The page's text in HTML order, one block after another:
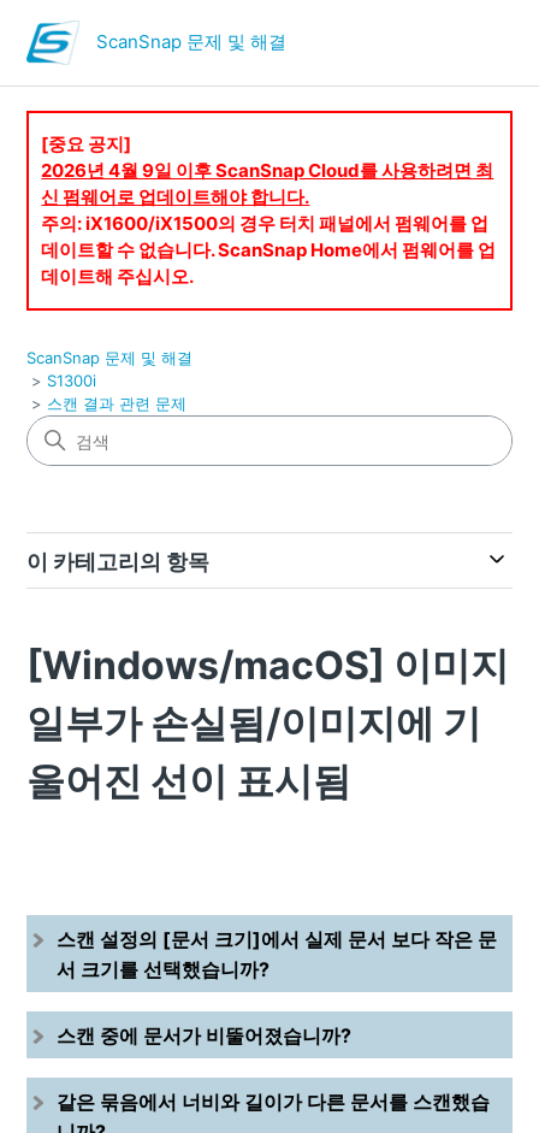
ScanSnap 문제 및 해결
[중요 공지]
2026년 4월 9일 이후 ScanSnap Cloud를 사용하려면 최
신 펌웨어로 업데이트해야 합니다.
주의: iX1600/iX1500의 경우 터치 패널에서 펌웨어를 업
데이트할 수 없습니다. ScanSnap Home에서 펌웨어를 업
데이트해 주십시오.
ScanSnap 문제 및 해결
S1300i
스캔 결과 관련 문제
이 카테고리의 항목
[Windows/macOS] 이미지
일부가 손실됨/이미지에 기
울어진 선이 표시됨
스캔 설정의 [문서 크기]에서 실제 문서 보다 작은 문
서 크기를 선택했습니까?
스캔 중에 문서가 비뚤어졌습니까?
같은 묶음에서 너비와 길이가 다른 문서를 스캔했습